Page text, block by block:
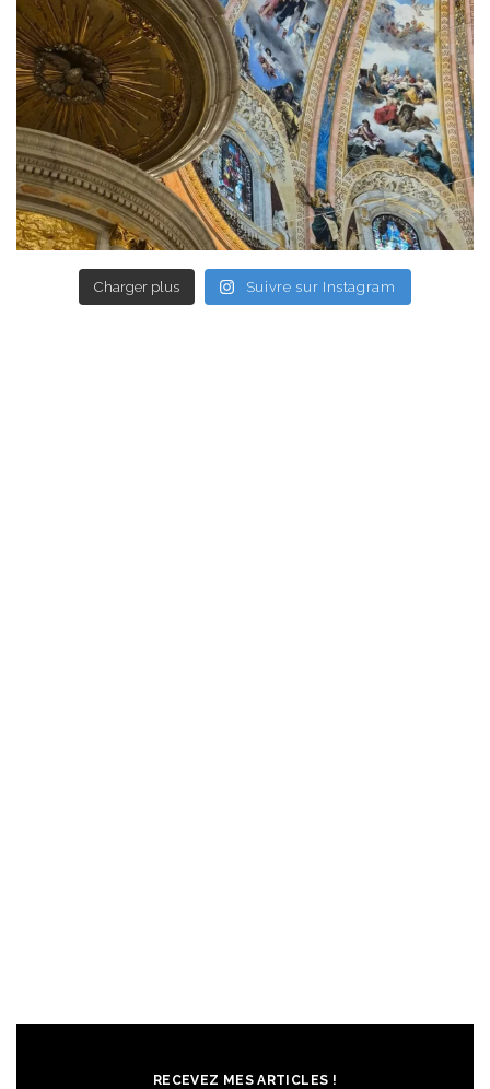
Charger plus Suivre sur Instagram
RECEVEZ MES ARTICLES !